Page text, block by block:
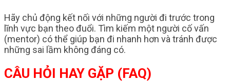
Hãy chủ động kết nối với những người đi trước trong
lĩnh vực bạn theo đuổi. Tìm kiếm một người cố vấn
(mentor) có thể giúp bạn đi nhanh hơn và tránh được
những sai lầm không đáng có.
CÂU HỎI HAY GẶP (FAQ)